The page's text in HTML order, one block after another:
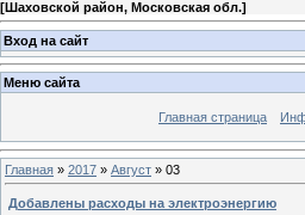
[Шаховской район, Московская обл.]
Вход на сайт
Меню сайта
Главная страница
Главная » 2017 » Август » 03
Добавлены расходы на электроэнергию